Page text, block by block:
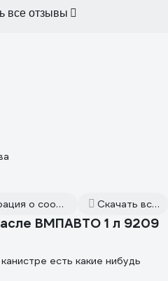
все отзывы
Декларация о соответствии от 2023.04.11 Скачать всю документацию
ВМПАВТО 1 л 9209
есть какие нибудь